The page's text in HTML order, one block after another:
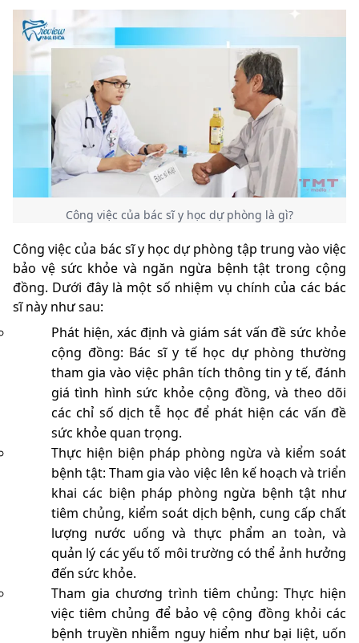
Công việc của bác sĩ y học dự phòng là gì?
Công việc của bác sĩ y học dự phòng tập trung vào việc
bảo vệ sức khỏe và ngăn ngừa bệnh tật trong cộng
đồng. Dưới đây là một số nhiệm vụ chính của các bác
sĩ này như sau:
Phát hiện, xác định và giám sát vấn đề sức khỏe
cộng đồng: Bác sĩ y tế học dự phòng thường
tham gia vào việc phân tích thông tin y tế, đánh
giá tình hình sức khỏe cộng đồng, và theo dõi
các chỉ số dịch tễ học để phát hiện các vấn đề
sức khỏe quan trọng.
Thực hiện biện pháp phòng ngừa và kiểm soát
bệnh tật: Tham gia vào việc lên kế hoạch và triển
khai các biện pháp phòng ngừa bệnh tật như
tiêm chủng, kiểm soát dịch bệnh, cung cấp chất
lượng nước uống và thực phẩm an toàn, và
quản lý các yếu tố môi trường có thể ảnh hưởng
đến sức khỏe.
Tham gia chương trình tiêm chủng: Thực hiện
việc tiêm chủng để bảo vệ cộng đồng khỏi các
bệnh truyền nhiễm nguy hiểm như bại liệt, uốn